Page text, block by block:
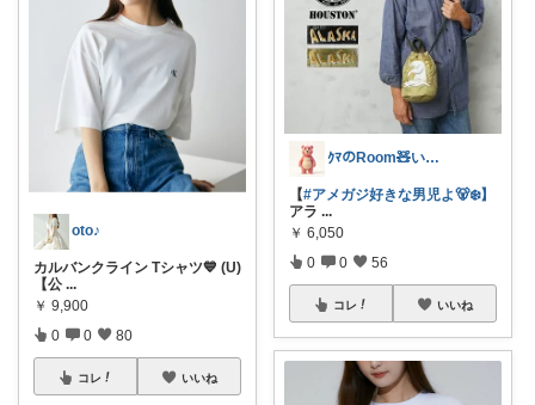
oto♪
カルバンクライン Tシャツ💙 (U)
【公 ...
￥ 9,900
0 0 80
コレ いいね
ｸﾏのRoom🧸いつもあざます😘✨️
【#アメガジ好きな男児よ🐻‍❄️】
アラ ...
￥ 6,050
0 0 56
コレ いいね